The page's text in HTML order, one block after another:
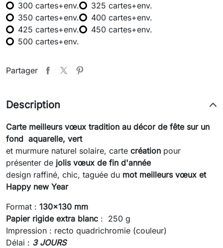
300 cartes+env.
325 cartes+env.
350 cartes+env.
400 cartes+env.
425 cartes+env.
450 cartes+env.
500 cartes+env.
Partager
Description
Carte meilleurs vœux tradition au décor de fête sur un
fond aquarelle, vert
et murmure naturel solaire, carte création pour
présenter de jolis vœux de fin d'année
design raffiné, chic, taguée du mot meilleurs vœux et
Happy new Year
Format : 130x130 mm
Papier rigide extra blanc : 250 g
Impression : recto quadrichromie (couleur)
Délai : 3 JOURS